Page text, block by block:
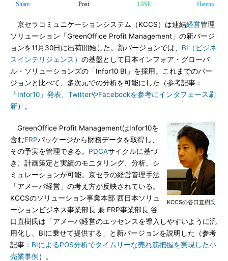
Share Post LINE Hatena
京セラコミュニケーションシステム（KCCS）は連結経営管理
ソリューション「GreenOffice Profit Management」の新バージ
ョンを11月30日に出荷開始した。新バージョンでは、 BI（ビジネ
スインテリジェンス） の基盤として日本インフォア・グローバ
ル・ソリューションズの「Infor10 BI」を採用。これまでのバー
ジョンと比べて、多次元での分析を可能にした（参考記事：
「Infor10」発表、TwitterやFacebookを参考にインタフェース刷
新）。
KCCSの谷口直樹氏
GreenOffice Profit ManagementはInfor10を
含むERPパッケージから財務データを取得し、
その予実を管理できる。 PDCAサイクルに基づ
き、計画策定と実績のモニタリング、分析、シ
ミュレーションが可能。京セラの経営管理手法
「アメーバ経営」の考え方が反映されている。
KCCSのソリューション事業本部 西日本ソリュ
ーションビジネス事業部長 兼 ERP事業部長 谷
口直樹氏は「アメーバ経営のエッセンスを導入しやすいように汎
用化し、BIに乗せて提供する」と新バージョンを説明した（参考
記事： BIによるPOS分析でタイムリーな売れ筋把握を実現した小
売業事例 ）。